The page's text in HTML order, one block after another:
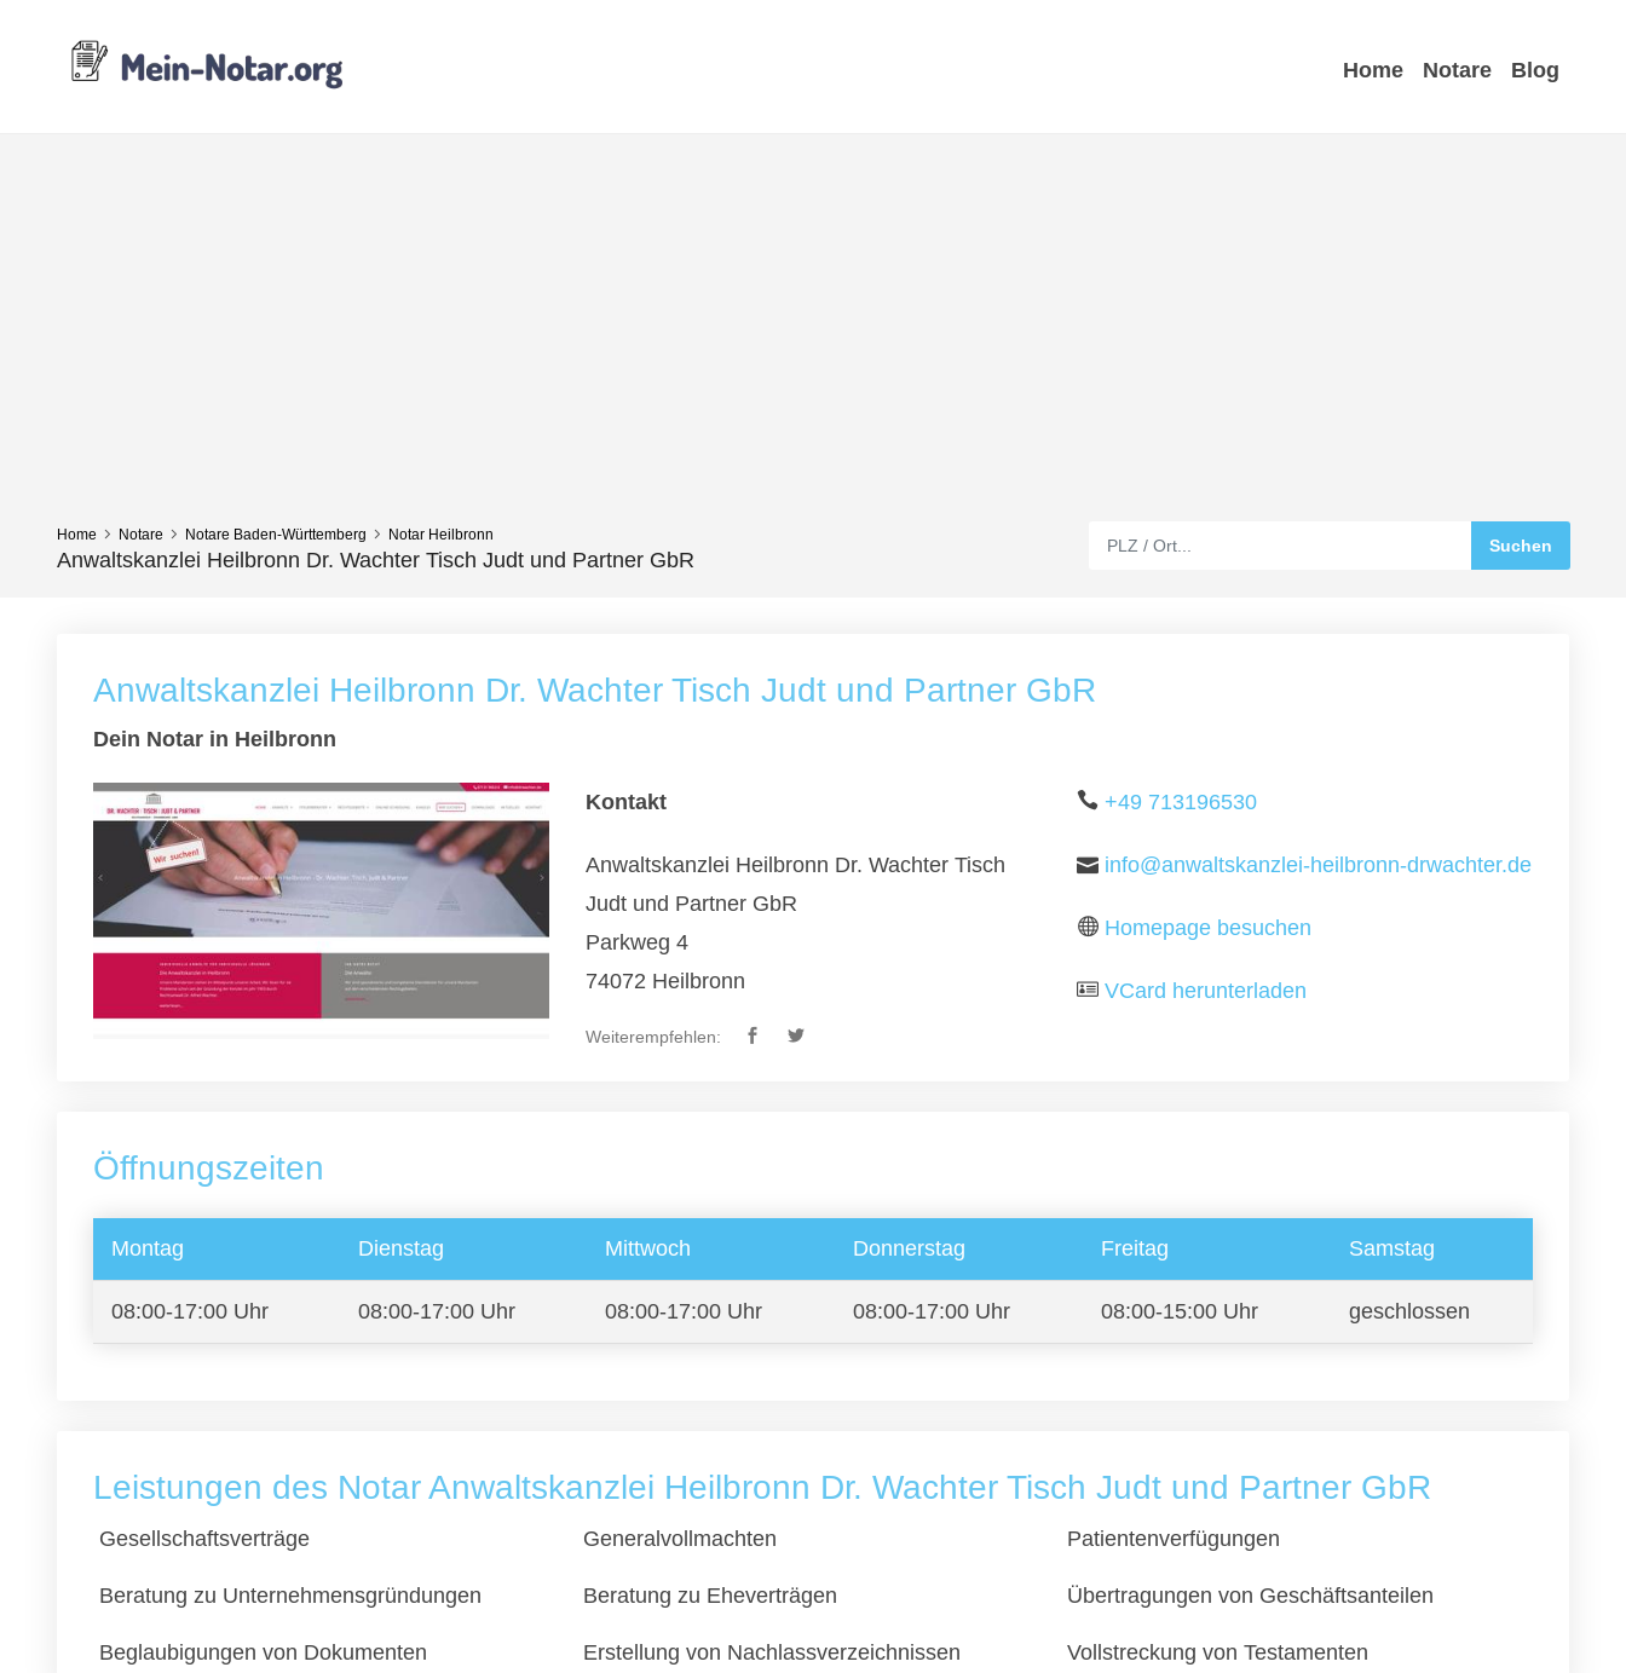
Home Notare Blog
Home Notare Notare Baden-Württemberg Notar Heilbronn
Anwaltskanzlei Heilbronn Dr. Wachter Tisch Judt und Partner GbR
Anwaltskanzlei Heilbronn Dr. Wachter Tisch Judt und Partner GbR
Dein Notar in Heilbronn
Kontakt
Anwaltskanzlei Heilbronn Dr. Wachter Tisch
Judt und Partner GbR
Parkweg 4
74072 Heilbronn
Weiterempfehlen:
+49 713196530
info@anwaltskanzlei-heilbronn-drwachter.de
Homepage besuchen
VCard herunterladen
Öffnungszeiten
Montag Dienstag Mittwoch Donnerstag Freitag Samstag
08:00-17:00 Uhr 08:00-17:00 Uhr 08:00-17:00 Uhr 08:00-17:00 Uhr 08:00-15:00 Uhr geschlossen
Leistungen des Notar Anwaltskanzlei Heilbronn Dr. Wachter Tisch Judt und Partner GbR
Gesellschaftsverträge Generalvollmachten Patientenverfügungen
Beratung zu Unternehmensgründungen Beratung zu Eheverträgen Übertragungen von Geschäftsanteilen
Beglaubigungen von Dokumenten Erstellung von Nachlassverzeichnissen Vollstreckung von Testamenten